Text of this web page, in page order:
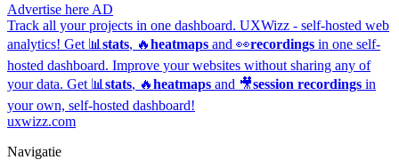
Advertise here AD
Track all your projects in one dashboard. UXWizz - self-hosted web
analytics! Get 📊 stats, 🔥heatmaps and 👀recordings in one self-
hosted dashboard. Improve your websites without sharing any of
your data. Get 📊 stats, 🔥heatmaps and 🎥session recordings in
your own, self-hosted dashboard!
uxwizz.com
Navigatie